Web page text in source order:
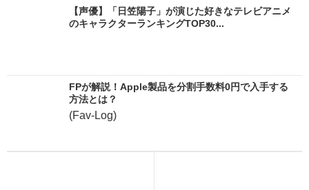
【声優】「日笠陽子」が演じた好きなテレビアニメ
のキャラクターランキングTOP30...
FPが解説！Apple製品を分割手数料0円で入手する
方法とは？
(Fav-Log)